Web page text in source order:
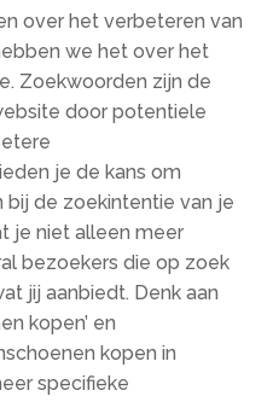
over het verbeteren van
we het over het
Zoekwoorden zijn de
door potentiele
je de kans om
bij de zoekintentie van je
je niet alleen meer
bezoekers die op zoek
jij aanbiedt.​ Denk aan
kopen’ en
kopen in
specifieke